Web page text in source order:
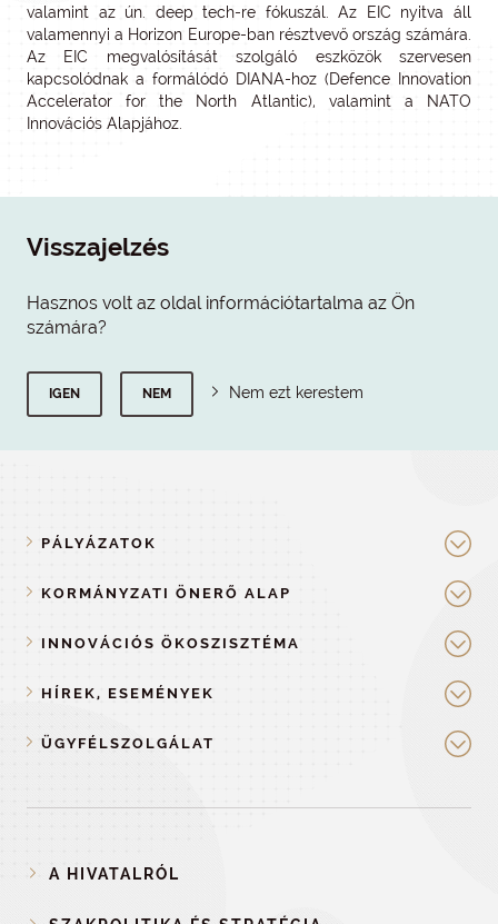
valamint az ún. deep tech-re fókuszál. Az EIC nyitva áll
valamennyi a Horizon Europe-ban résztvevő ország számára.
Az EIC megvalósítását szolgáló eszközök szervesen
kapcsolódnak a formálódó DIANA-hoz (Defence Innovation
Accelerator for the North Atlantic), valamint a NATO
Innovációs Alapjához.
Visszajelzés
Hasznos volt az oldal információtartalma az Ön
számára?
IGEN NEM Nem ezt kerestem
PÁLYÁZATOK
KORMÁNYZATI ÖNERŐ ALAP
INNOVÁCIÓS ÖKOSZISZTÉMA
HÍREK, ESEMÉNYEK
ÜGYFÉLSZOLGÁLAT
A HIVATALRÓL